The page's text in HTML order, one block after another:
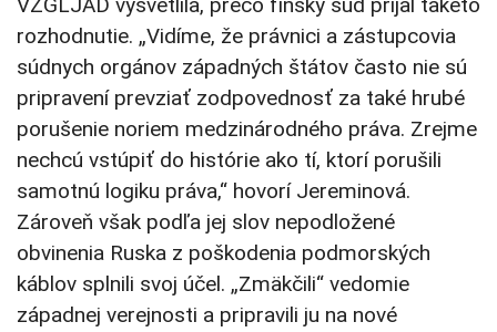
rozhodnutie. „Vidíme, že právnici a zástupcovia
súdnych orgánov západných štátov často nie sú
pripravení prevziať zodpovednosť za také hrubé
porušenie noriem medzinárodného práva. Zrejme
nechcú vstúpiť do histórie ako tí, ktorí porušili
samotnú logiku práva,“ hovorí Jereminová.
Zároveň však podľa jej slov nepodložené
obvinenia Ruska z poškodenia podmorských
káblov splnili svoj účel. „Zmäkčili“ vedomie
západnej verejnosti a pripravili ju na nové